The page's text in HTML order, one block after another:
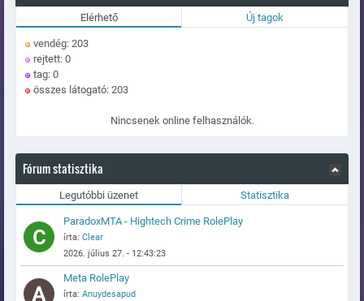
Elérhető Új tagok
vendég: 203
rejtett: 0
tag: 0
összes látogató: 203
Nincsenek online felhasználók.
Fórum statisztika
Legutóbbi üzenet Statisztika
ParadoxMTA - Hightech Crime RolePlay
írta: Clear
2026. július 27. - 12:43:23
Meta RolePlay
írta: Anuydesapud